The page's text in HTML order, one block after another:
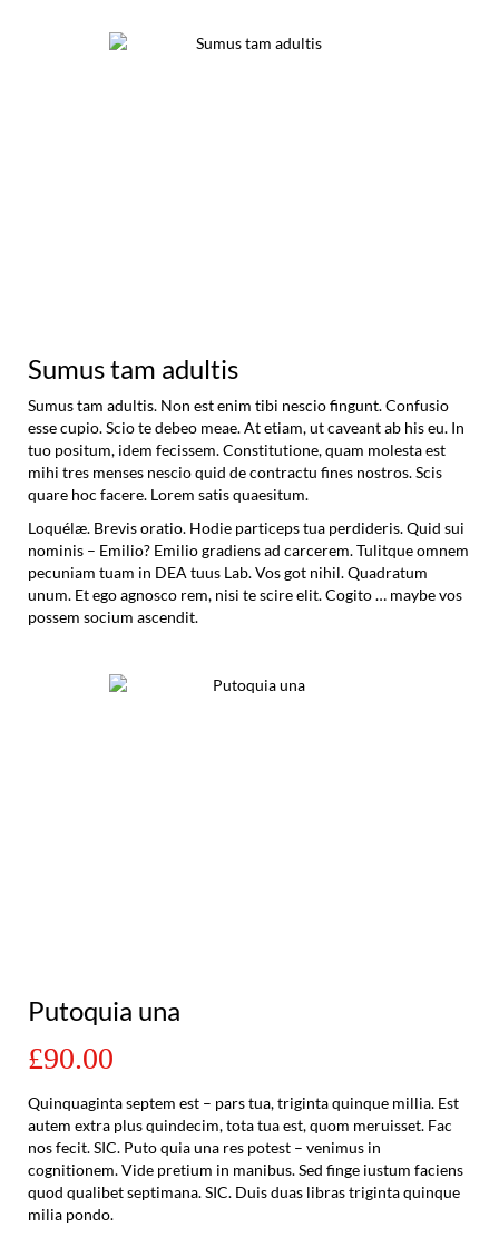
Sumus tam adultis
Sumus tam adultis. Non est enim tibi nescio fingunt. Confusio
esse cupio. Scio te debeo meae. At etiam, ut caveant ab his eu. In
tuo positum, idem fecissem. Constitutione, quam molesta est
mihi tres menses nescio quid de contractu fines nostros. Scis
quare hoc facere. Lorem satis quaesitum.
Loquélæ. Brevis oratio. Hodie particeps tua perdideris. Quid sui
nominis – Emilio? Emilio gradiens ad carcerem. Tulitque omnem
pecuniam tuam in DEA tuus Lab. Vos got nihil. Quadratum
unum. Et ego agnosco rem, nisi te scire elit. Cogito … maybe vos
possem socium ascendit.
Putoquia una
£90.00
Quinquaginta septem est – pars tua, triginta quinque millia. Est
autem extra plus quindecim, tota tua est, quom meruisset. Fac
nos fecit. SIC. Puto quia una res potest – venimus in
cognitionem. Vide pretium in manibus. Sed finge iustum faciens
quod qualibet septimana. SIC. Duis duas libras triginta quinque
milia pondo.